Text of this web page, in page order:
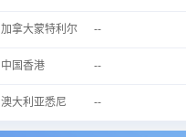
加拿大蒙特利尔 --
中国香港 --
澳大利亚悉尼 --